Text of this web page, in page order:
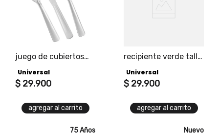
juego de cubiertos
Universal
$ 29.900
agregar al carrito
recipiente verde talla
Universal
$ 29.900
agregar al carrito
75 Años Nuevo